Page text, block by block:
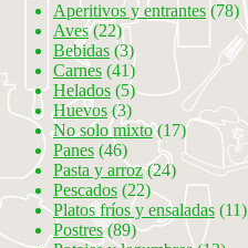
Aperitivos y entrantes (78)
Aves(22)
Bebidas (3)
Carnes (41)
Helados (5)
Huevos (3)
No solo mixto(17)
Panes (46)
Pasta y arroz(24)
Pescados (22)
Platos fríos y ensaladas (11)
Postres(89)